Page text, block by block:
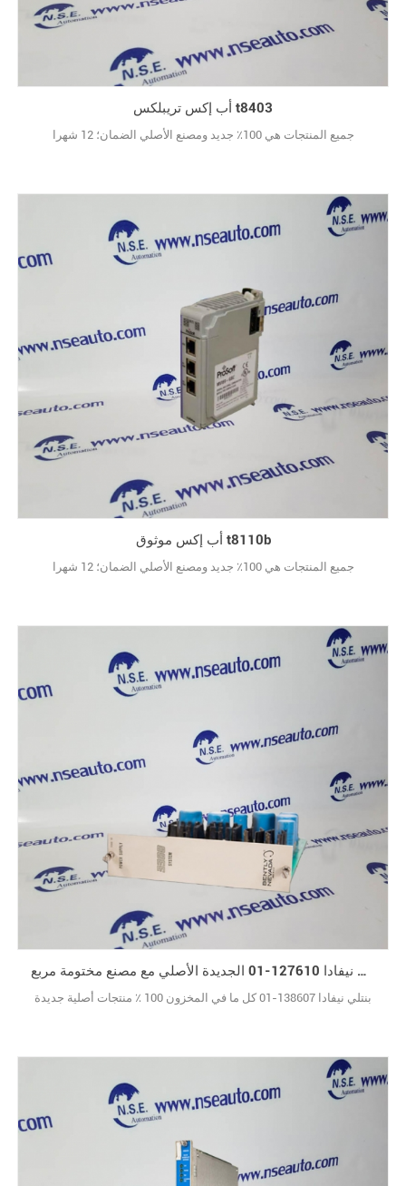
أب إكس تريبلكس t8403
جميع المنتجات هي 100٪ جديد ومصنع الأصلي الضمان؛ 12 شهرا
أب إكس موثوق t8110b
جميع المنتجات هي 100٪ جديد ومصنع الأصلي الضمان؛ 12 شهرا
بنتلي نيفادا 127610-01 الجديدة الأصلي مع مصنع مختومة مربع
بنتلي نيفادا 138607-01 كل ما في المخزون 100 ٪ منتجات أصلية جديدة